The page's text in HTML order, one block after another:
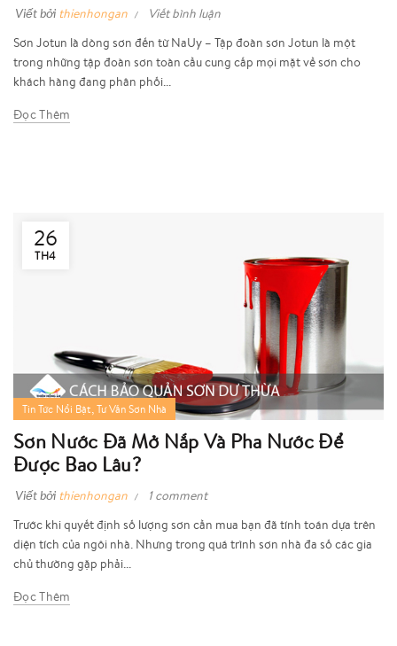
Viết bởi thienhongan
Viết bình luận
Sơn Jotun là dòng sơn đến từ NaUy – Tập đoàn sơn Jotun là một
trong những tập đoàn sơn toàn cầu cung cấp mọi mặt về sơn cho
khách hàng đang phân phối...
Đọc Thêm
26
TH4
Tin Tức Nổi Bật, Tư Vấn Sơn Nhà
Sơn Nước Đã Mở Nắp Và Pha Nước Để
Được Bao Lâu?
Viết bởi thienhongan
1 comment
Trước khi quyết định số lượng sơn cần mua bạn đã tính toán dựa trên
diện tích của ngôi nhà. Nhưng trong quá trình sơn nhà đa số các gia
chủ thường gặp phải...
Đọc Thêm